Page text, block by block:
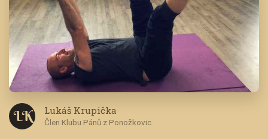
L K Lukáš Krupička
Člen Klubu Pánů z Ponožkovic